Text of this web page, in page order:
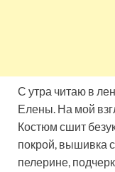
С утра читаю в
Елены. На мой
Костюм сшит
покрой, вышивка
пелерине,